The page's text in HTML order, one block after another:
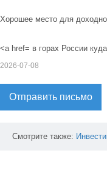
Хорошее место для
<a href= в горах России
2026-07-08
Отправить письмо
Смотрите также: